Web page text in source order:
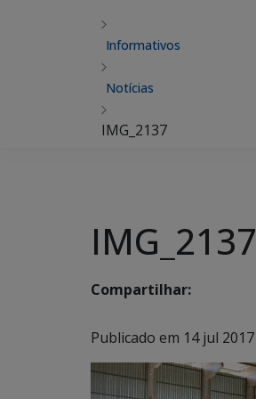
Informativos
Notícias
IMG_2137
IMG_2137
Compartilhar:
Publicado em 14 jul 2017